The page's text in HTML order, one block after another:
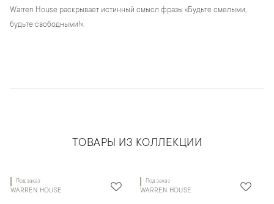
Warren House раскрывает истинный смысл фразы «Будьте смелыми,
будьте свободными!».
ТОВАРЫ ИЗ КОЛЛЕКЦИИ
Под заказ
WARREN HOUSE
Под заказ
WARREN HOUSE